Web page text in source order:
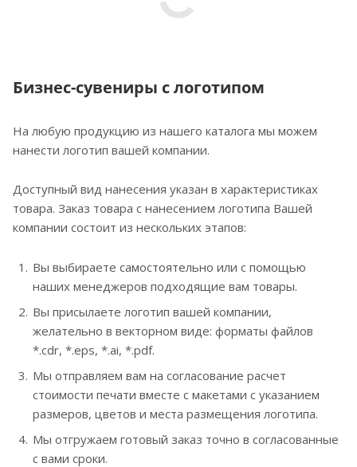
Бизнес-сувениры с логотипом
На любую продукцию из нашего каталога мы можем
нанести логотип вашей компании.
Доступный вид нанесения указан в характеристиках
товара. Заказ товара с нанесением логотипа Вашей
компании состоит из нескольких этапов:
Вы выбираете самостоятельно или с помощью
наших менеджеров подходящие вам товары.
Вы присылаете логотип вашей компании,
желательно в векторном виде: форматы файлов
*.cdr, *.eps, *.ai, *.pdf.
Мы отправляем вам на согласование расчет
стоимости печати вместе с макетами с указанием
размеров, цветов и места размещения логотипа.
Мы отгружаем готовый заказ точно в согласованные
с вами сроки.